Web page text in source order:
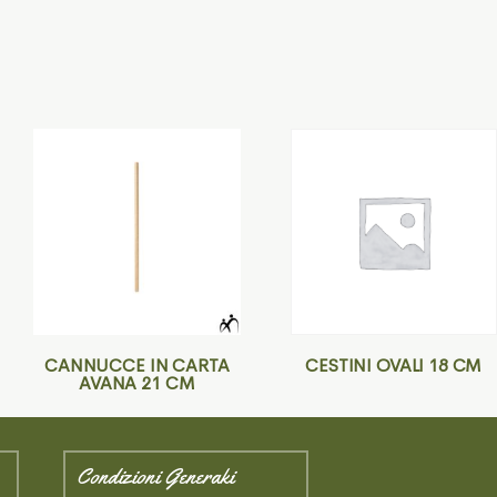
CANNUCCE IN CARTA
AVANA 21 CM
CESTINI OVALI 18 CM
Condizioni Generaki